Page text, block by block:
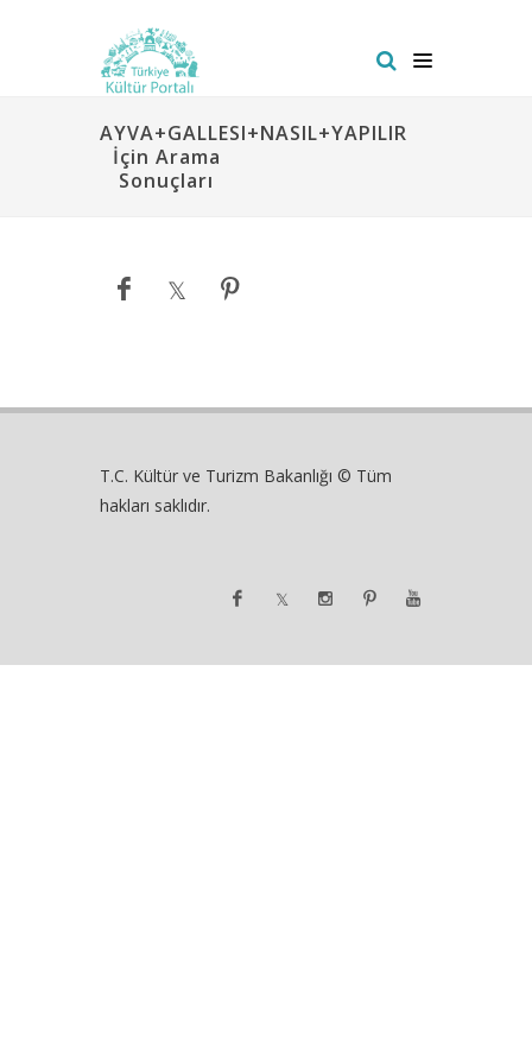
AYVA+GALLESI+NASIL+YAPILIR
İçin Arama
Sonuçları
T.C. Kültür ve Turizm Bakanlığı © Tüm
hakları saklıdır.